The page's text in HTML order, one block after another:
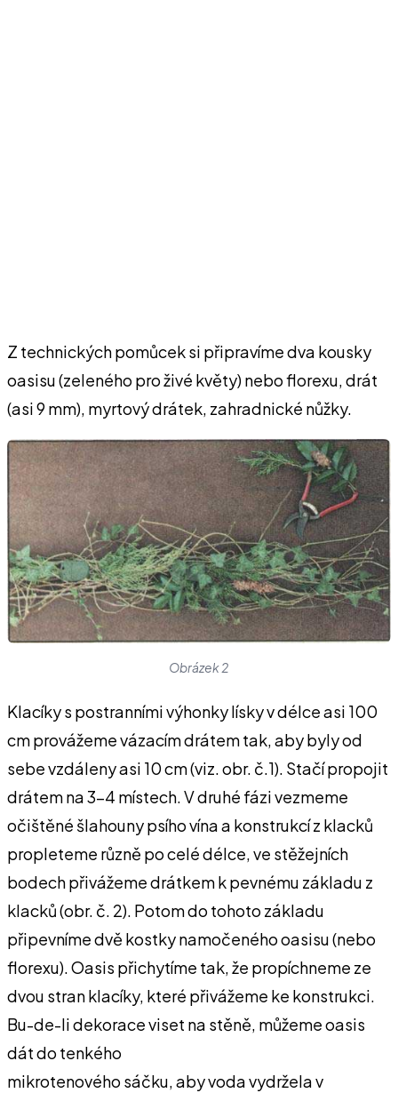
Z technických pomůcek si připravíme dva kousky
oasisu (zeleného pro živé květy) nebo florexu, drát
(asi 9 mm), myrtový drátek, zahradnické nůžky.
Obrázek 2
Klacíky s postranními výhonky lísky v délce asi 100
cm provážeme vázacím drátem tak, aby byly od
sebe vzdáleny asi 10 cm (viz. obr. č.1). Stačí propojit
drátem na 3-4 místech. V druhé fázi vezmeme
očištěné šlahouny psího vína a konstrukcí z klacků
propleteme různě po celé délce, ve stěžejních
bodech přivážeme drátkem k pevnému základu z
klacků (obr. č. 2). Potom do tohoto základu
připevníme dvě kostky namočeného oasisu (nebo
florexu). Oasis přichytíme tak, že propíchneme ze
dvou stran klacíky, které přivážeme ke konstrukci.
Bu-de-li dekorace viset na stěně, můžeme oasis
dát do tenkého
mikrotenového sáčku, aby voda vydržela v